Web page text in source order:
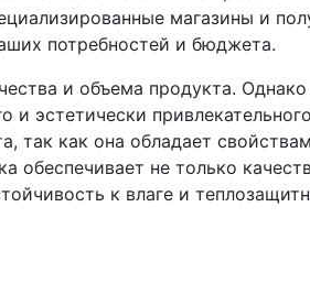
магазины и
потребностей и бюджета.
и объема продукта.
эстетически
так как она обладает
обеспечивает не только
к влаге и